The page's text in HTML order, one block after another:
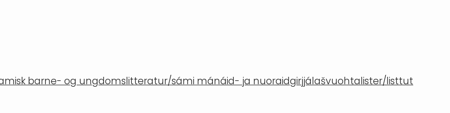
barne- og ungdomslitteratur/sámi mánáid- ja nuoraidgirjjálašvuohtalister/listtut